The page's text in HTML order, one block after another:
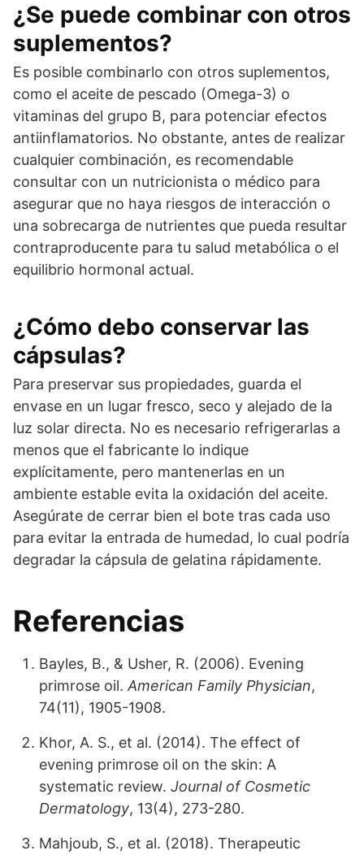
¿Se puede combinar con otros
suplementos?
Es posible combinarlo con otros suplementos,
como el aceite de pescado (Omega-3) o
vitaminas del grupo B, para potenciar efectos
antiinflamatorios. No obstante, antes de realizar
cualquier combinación, es recomendable
consultar con un nutricionista o médico para
asegurar que no haya riesgos de interacción o
una sobrecarga de nutrientes que pueda resultar
contraproducente para tu salud metabólica o el
equilibrio hormonal actual.
¿Cómo debo conservar las
cápsulas?
Para preservar sus propiedades, guarda el
envase en un lugar fresco, seco y alejado de la
luz solar directa. No es necesario refrigerarlas a
menos que el fabricante lo indique
explícitamente, pero mantenerlas en un
ambiente estable evita la oxidación del aceite.
Asegúrate de cerrar bien el bote tras cada uso
para evitar la entrada de humedad, lo cual podría
degradar la cápsula de gelatina rápidamente.
Referencias
Bayles, B., & Usher, R. (2006). Evening
primrose oil. American Family Physician,
74(11), 1905-1908.
Khor, A. S., et al. (2014). The effect of
evening primrose oil on the skin: A
systematic review. Journal of Cosmetic
Dermatology, 13(4), 273-280.
Mahjoub, S., et al. (2018). Therapeutic